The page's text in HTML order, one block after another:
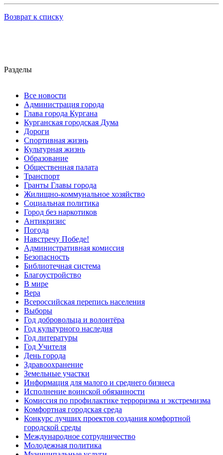
Возврат к списку
Разделы
Все новости
Администрация города
Глава города Кургана
Курганская городская Дума
Дороги
Спортивная жизнь
Культурная жизнь
Образование
Общественная палата
Транспорт
Гранты Главы города
Жилищно-коммунальное хозяйство
Социальная политика
Город без наркотиков
Антикризис
Погода
Навстречу Победе!
Административная комиссия
Безопасность
Библиотечная система
Благоустройство
В мире
Вера
Всероссийская перепись населения
Выборы
Год добровольца и волонтёра
Год культурного наследия
Год литературы
Год Учителя
День города
Здравоохранение
Земельные участки
Информация для малого и среднего бизнеса
Исполнение воинской обязанности
Комиссия по профилактике терроризма и экстремизма
Комфортная городская среда
Конкурс лучших проектов создания комфортной
городской среды
Международное сотрудничество
Молодежная политика